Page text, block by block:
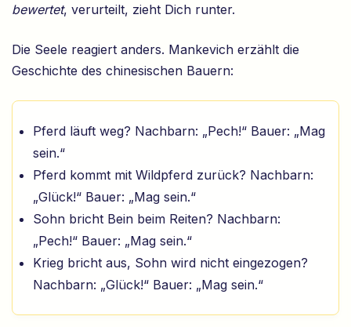
bewertet, verurteilt, zieht Dich runter.
Die Seele reagiert anders. Mankevich erzählt die
Geschichte des chinesischen Bauern:
Pferd läuft weg? Nachbarn: „Pech!“ Bauer: „Mag
sein.“
Pferd kommt mit Wildpferd zurück? Nachbarn:
„Glück!“ Bauer: „Mag sein.“
Sohn bricht Bein beim Reiten? Nachbarn:
„Pech!“ Bauer: „Mag sein.“
Krieg bricht aus, Sohn wird nicht eingezogen?
Nachbarn: „Glück!“ Bauer: „Mag sein.“